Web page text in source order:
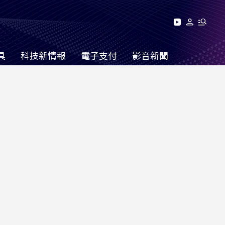
科技新情報 電子支付 影音新聞